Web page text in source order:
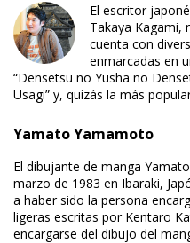
El escritor
Takaya Kagami,
cuenta con
enmarcadas en
“Densetsu no Yusha no
Usagi” y, quizás la más
Yamato Yamamoto
El dibujante de manga
marzo de 1983 en Ibaraki,
a haber sido la persona
ligeras escritas por Kentaro
encargarse del dibujo del